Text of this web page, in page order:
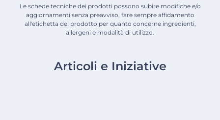
Le schede tecniche dei prodotti possono subire modifiche e/o
aggiornamenti senza preavviso, fare sempre affidamento
all'etichetta del prodotto per quanto concerne ingredienti,
allergeni e modalità di utilizzo.
Articoli e Iniziative